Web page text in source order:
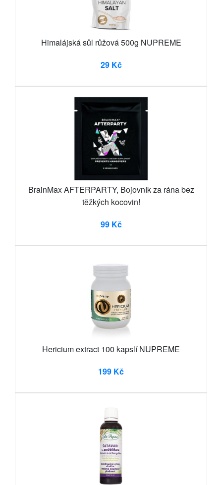
Himalájská sůl růžová 500g NUPREME
29 Kč
BrainMax AFTERPARTY, Bojovník za rána bez
těžkých kocovin!
99 Kč
Hericium extract 100 kapslí NUPREME
199 Kč